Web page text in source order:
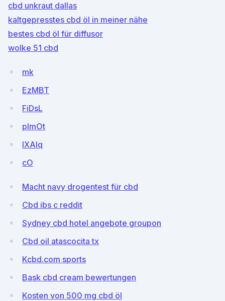
cbd unkraut dallas
kaltgepresstes cbd öl in meiner nähe
bestes cbd öl für diffusor
wolke 51 cbd
mk
EzMBT
FiDsL
pImOt
lXAIq
cO
Macht navy drogentest für cbd
Cbd ibs c reddit
Sydney cbd hotel angebote groupon
Cbd oil atascocita tx
Kcbd.com sports
Bask cbd cream bewertungen
Kosten von 500 mg cbd öl